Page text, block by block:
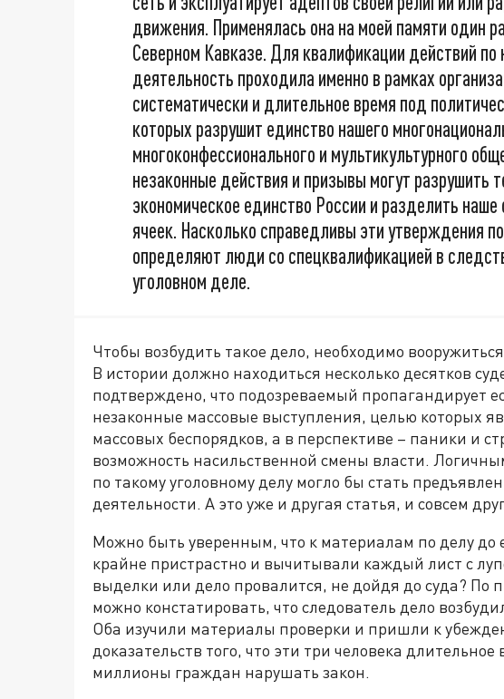
движения. Применялась она на моей памяти один
Северном Кавказе. Для квалификации действий
деятельность проходила именно в рамках
систематически и длительное время под
которых разрушит единство нашего
многоконфессионального и мультикультурного
незаконные действия и призывы могут разрушить
экономическое единство России и разделить
ячеек. Насколько справедливы эти утверждения
определяют люди со спецквалификацией в
уголовном деле.
Чтобы возбудить такое дело, необходимо
В истории должно находиться несколько десятков
подтверждено, что подозреваемый пропагандирует
незаконные массовые выступления, целью которых
массовых беспорядков, а в перспективе – паники и
возможность насильственной смены власти.
по такому уголовному делу могло бы стать
деятельности. А это уже и другая статья, и совсем
Можно быть уверенным, что к материалам по делу до
крайне пристрастно и вычитывали каждый лист с
выделки или дело провалится, не дойдя до суда? По
можно констатировать, что следователь дело
Оба изучили материалы проверки и пришли к
доказательств того, что эти три человека
миллионы граждан нарушать закон.